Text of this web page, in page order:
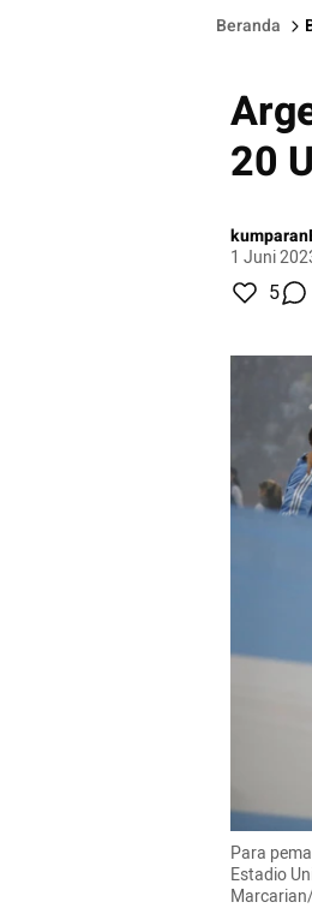
Beranda
20
1 Juni
5
Para
Estadio